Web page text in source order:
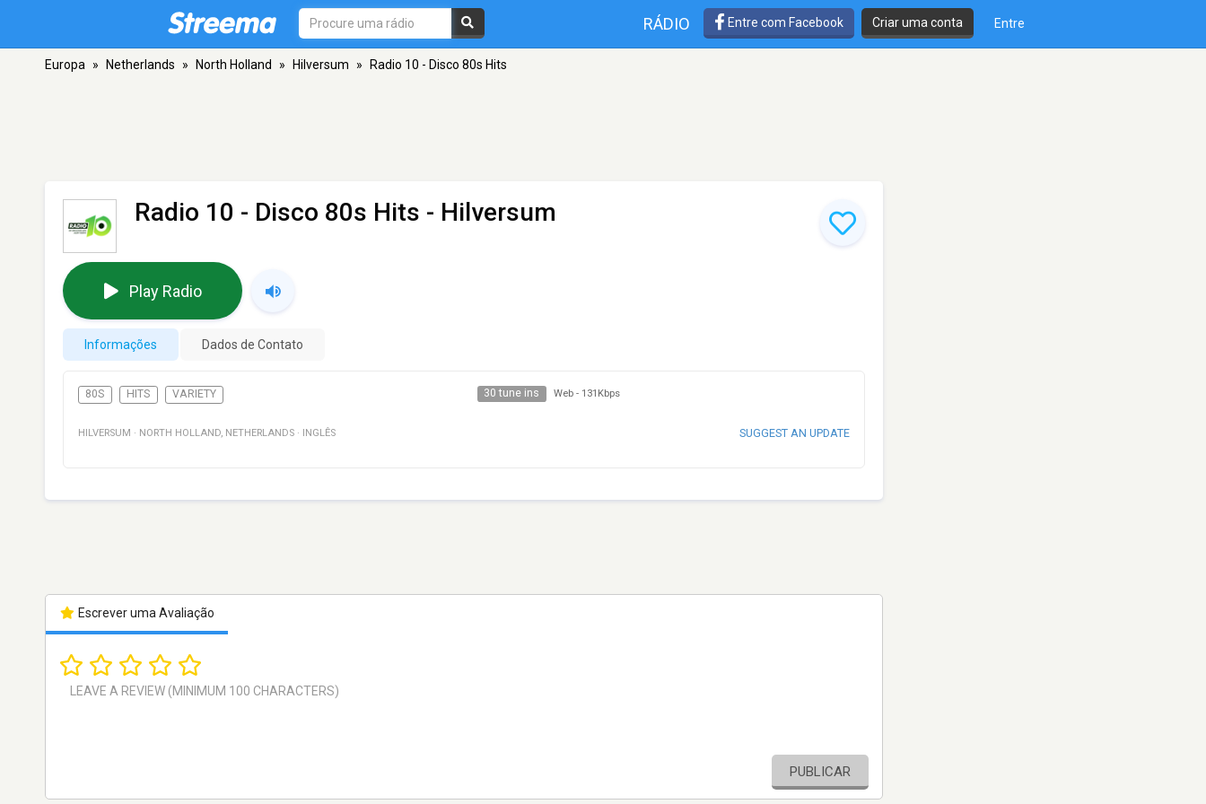
RÁDIO Entre com Facebook Criar uma conta Entre
Europa » Netherlands » North Holland » Hilversum » Radio 10 - Disco 80s Hits
Radio 10 - Disco 80s Hits - Hilversum
Play Radio
Informações Dados de Contato
80S HITS VARIETY 30 tune ins Web - 131Kbps
HILVERSUM · NORTH HOLLAND, NETHERLANDS · INGLÊS SUGGEST AN UPDATE
Escrever uma Avaliação
PUBLICAR